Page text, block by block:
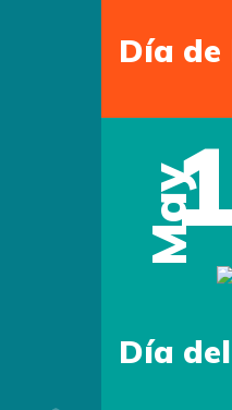
Día de
May
Día